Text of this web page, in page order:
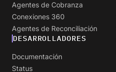
Agentes de Cobranza
Conexiones 360
Agentes de Reconciliación
DESARROLLADORES
Documentación
Status